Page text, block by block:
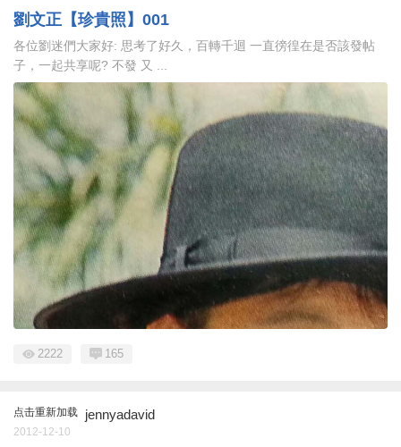
劉文正【珍貴照】001
各位劉迷們大家好: 思考了好久，百轉千迴 一直徬徨在是否該發帖
子，一起共享呢? 不發 又 ...
2222 165
点击重新加载 jennyadavid
2012-12-10